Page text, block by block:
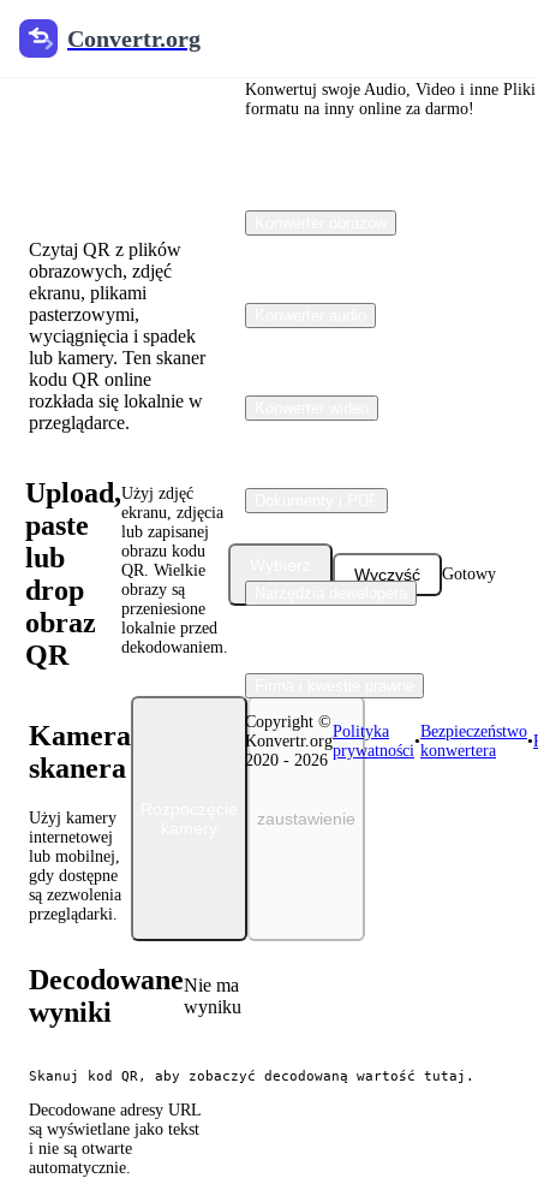
Convertr.org
QR Code
Czytaj QR z plików
obrazowych, zdjęć
ekranu, plikami
pasterzowymi,
wyciągnięcia i spadek
lub kamery. Ten skaner
kodu QR online
rozkłada się lokalnie w
przeglądarce.
Upload,
paste
lub
drop
obraz
QR
Użyj zdjęć
ekranu, zdjęcia
lub zapisanej
obrazu kodu
QR. Wielkie
obrazy są
przeniesione
lokalnie przed
dekodowaniem.
obraz
Wyczyść Gotowy
Kamera
skanera
Użyj kamery
internetowej
lub mobilnej,
gdy dostępne
są zezwolenia
przeglądarki.
zaustawienie
Decodowane
wyniki
Nie ma
wyniku
Skanuj kod QR, aby zobaczyć decodowaną wartość tutaj.
Decodowane adresy URL
są wyświetlane jako tekst
i nie są otwarte
automatycznie.
Konwertuj swoje Audio, Video i inne Pliki
formatu na inny online za darmo!
Copyright ©
Konvertr.org
2020 - 2026
Polityka
prywatności
•
Bezpieczeństwo
konwertera
•